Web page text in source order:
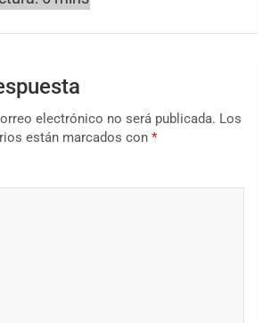
electrónico no será publicada. Los
están marcados con *